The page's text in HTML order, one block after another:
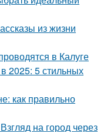
из жизни
в Калуге
2025: 5 стильных
как правильно
на город через